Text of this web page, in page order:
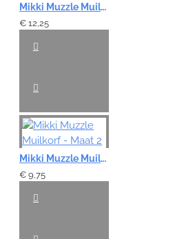
Mikki Muzzle Muilkorf - Maat 10
€ 12,25
Mikki Muzzle Muilkorf - Maat 2
€ 9,75